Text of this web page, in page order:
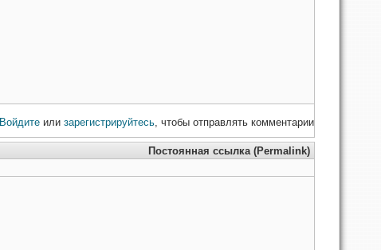
Войдите или зарегистрируйтесь, чтобы отправлять комментарии
Постоянная ссылка (Permalink)